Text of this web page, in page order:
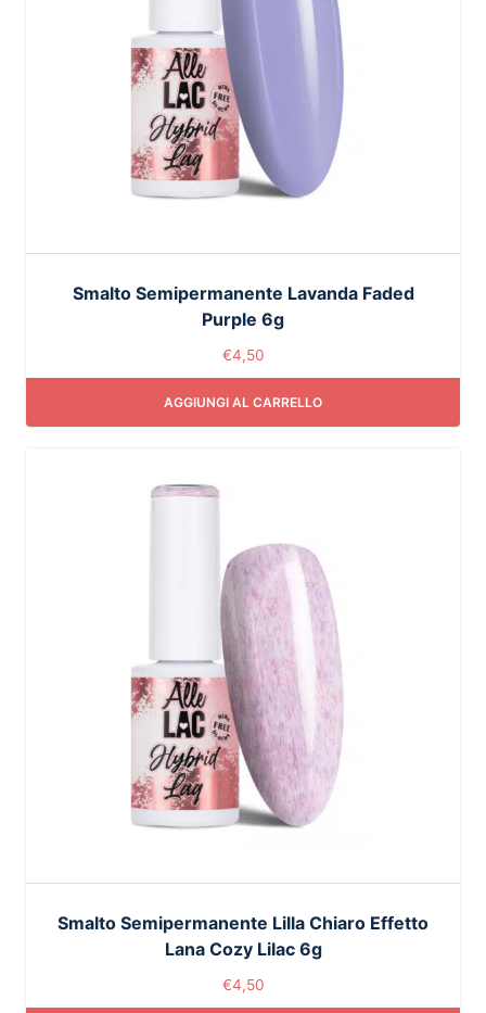
Smalto Semipermanente Lavanda Faded
Purple 6g
€4,50
AGGIUNGI AL CARRELLO
Smalto Semipermanente Lilla Chiaro Effetto
Lana Cozy Lilac 6g
€4,50